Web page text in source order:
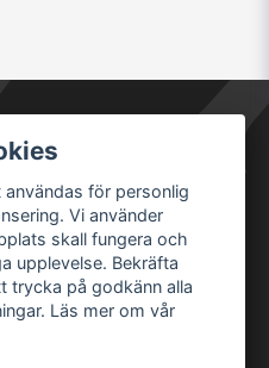
för personlig
Vi använder
skall fungera och
upplevelse. Bekräfta
trycka på godkänn alla
Läs mer om vår